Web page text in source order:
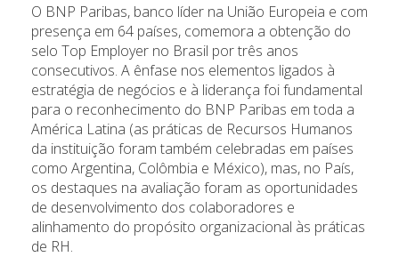
O BNP Paribas, banco líder na União Europeia e com
presença em 64 países, comemora a obtenção do
selo Top Employer no Brasil por três anos
consecutivos. A ênfase nos elementos ligados à
estratégia de negócios e à liderança foi fundamental
para o reconhecimento do BNP Paribas em toda a
América Latina (as práticas de Recursos Humanos
da instituição foram também celebradas em países
como Argentina, Colômbia e México), mas, no País,
os destaques na avaliação foram as oportunidades
de desenvolvimento dos colaboradores e
alinhamento do propósito organizacional às práticas
de RH.